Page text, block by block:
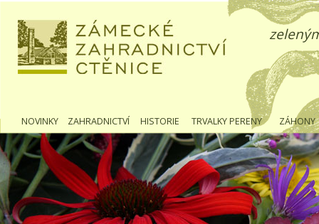
NOVINKY ZAHRADNICTVÍ HISTORIE TRVALKY PERENY ZÁHONY